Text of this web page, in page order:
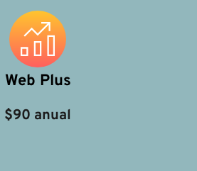
Web Plus
$90 anual